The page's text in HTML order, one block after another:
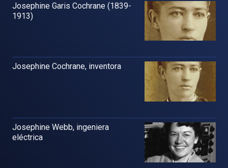
Josephine Garis Cochrane (1839-
1913)
Josephine Cochrane, inventora
Josephine Webb, ingeniera
eléctrica